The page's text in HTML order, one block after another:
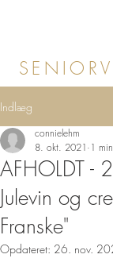
Indlæg
AFHOLDT -
Julevin og
Franske"
connielehm
8. okt. 2021 1
Opdateret: 26. nov.